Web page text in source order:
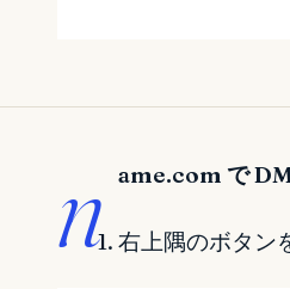
n ame.com で
右上隅のボタン